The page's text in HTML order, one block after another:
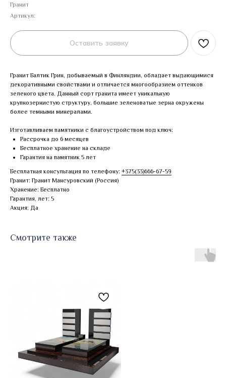
Гранит
Артикул:
Оставить заявку
Гранит Балтик Грин, добываемый в Финляндии, обладает выдающимися
декоративными свойствами и отличается многообразием оттенков
зеленого цвета. Данный сорт гранита имеет уникальную
крупнозернистую структуру, большие зеленоватые зерна окружены
более темными минералами.
Изготавливаем памятники с благоустройством под ключ:
Рассрочка до 6 месяцев
Бесплатное хранение на складе
Гарантия на памятник 5 лет
Бесплатная консультация по телефону: +375(33)666-67-59
Гранит: Гранит Мансуровский (Россия)
Хранение: Бесплатно
Гарантия, лет: 5
Акция: Да
Смотрите также